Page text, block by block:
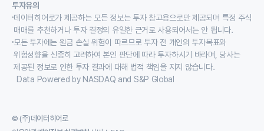
투자유의
데이터히어로가 제공하는 모든 정보는 투자 참고용으로만 제공되며 특정 주식
매매를 추천하거나 투자 결정의 유일한 근거로 사용되어서는 안 됩니다.
모든 투자에는 원금 손실 위험이 따르므로 투자 전 개인의 투자목표와
위험성향을 신중히 고려하여 본인 판단에 따라 투자하시기 바라며, 당사는
제공된 정보로 인한 투자 결과에 대해 법적 책임을 지지 않습니다.
Data Powered by NASDAQ and S&P Global
© (주)데이터히어로